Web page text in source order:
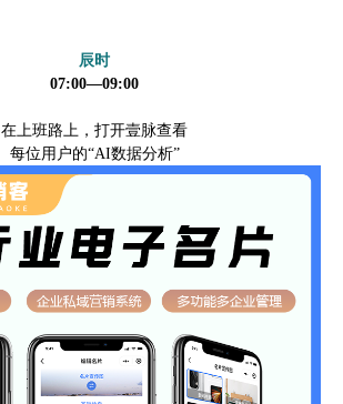
辰时
07:00—09:00
在上班路上，打开壹脉查看
每位用户的“AI数据分析”